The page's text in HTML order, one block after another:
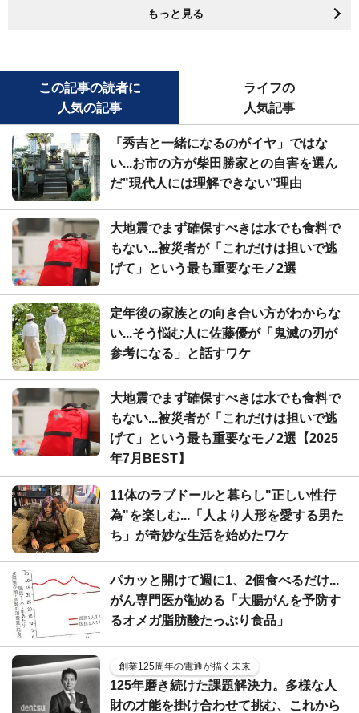
もっと見る
この記事の読者に
人気の記事
ライフの
人気記事
「秀吉と一緒になるのがイヤ」ではな
い...お市の方が柴田勝家との自害を選ん
だ"現代人には理解できない"理由
大地震でまず確保すべきは水でも食料で
もない...被災者が「これだけは担いで逃
げて」という最も重要なモノ2選
定年後の家族との向き合い方がわからな
い...そう悩む人に佐藤優が「鬼滅の刃が
参考になる」と話すワケ
大地震でまず確保すべきは水でも食料で
もない...被災者が「これだけは担いで逃
げて」という最も重要なモノ2選【2025
年7月BEST】
11体のラブドールと暮らし"正しい性行
為"を楽しむ...「人より人形を愛する男た
ち」が奇妙な生活を始めたワケ
パカッと開けて週に1、2個食べるだけ...
がん専門医が勧める「大腸がんを予防す
るオメガ脂肪酸たっぷり食品」
創業125周年の電通が描く未来
125年磨き続けた課題解決力。多様な人
財の才能を掛け合わせて挑む、これから